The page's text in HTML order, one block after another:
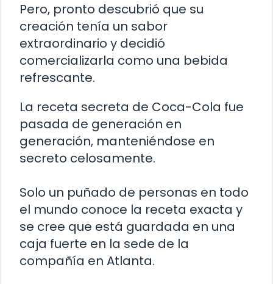
Pero, pronto descubrió que su
creación tenía un sabor
extraordinario y decidió
comercializarla como una bebida
refrescante.
La receta secreta de Coca-Cola fue
pasada de generación en
generación, manteniéndose en
secreto celosamente.
Solo un puñado de personas en todo
el mundo conoce la receta exacta y
se cree que está guardada en una
caja fuerte en la sede de la
compañía en Atlanta.